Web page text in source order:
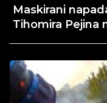
Maskirani
Tihomira Pejina